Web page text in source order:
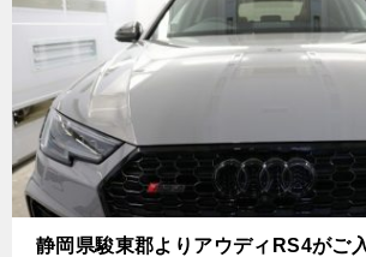
静岡県駿東郡よりアウディRS4がご